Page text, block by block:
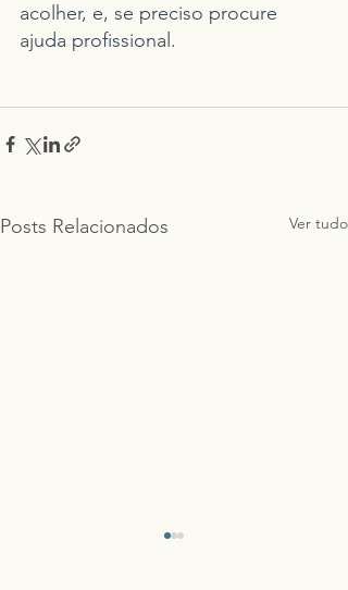
acolher, e, se preciso procure
ajuda profissional.
Posts Relacionados Ver tudo